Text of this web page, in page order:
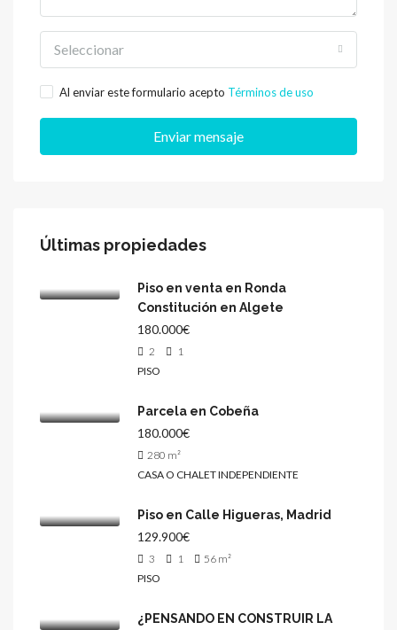
Seleccionar
Al enviar este formulario acepto Términos de uso
Enviar mensaje
Últimas propiedades
Piso en venta en Ronda
Constitución en Algete
180.000€
2
1
PISO
Parcela en Cobeña
180.000€
280 m²
CASA O CHALET INDEPENDIENTE
Piso en Calle Higueras, Madrid
129.900€
3 1 56 m²
PISO
¿PENSANDO EN CONSTRUIR LA